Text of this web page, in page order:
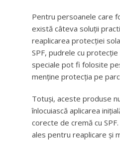
Pentru persoanele care
există câteva soluții
reaplicarea protecției
SPF, pudrele cu
speciale pot fi folosite
menține protecția pe
Totuși, aceste produse
înlocuiască aplicarea
corecte de cremă cu
ales pentru reaplicare și